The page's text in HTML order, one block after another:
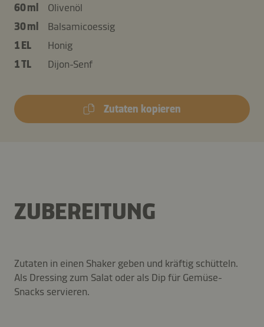
60 ml
Olivenöl
30 ml
Balsamicoessig
1 EL
Honig
1 TL
Dijon-Senf
Zutaten kopieren
ZUBEREITUNG
Zutaten in einen Shaker geben und kräftig schütteln.
Als Dressing zum Salat oder als Dip für Gemüse-
Snacks servieren.